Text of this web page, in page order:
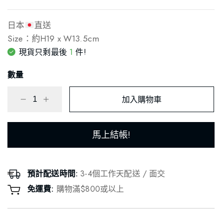
日本
直送
Size：約H19 x W13.5cm
現貨只剩最後 1 件!
數量
加入購物車
馬上結帳!
預計配送時間:3-4個工作天配送 / 面交
免運費: 購物滿$800或以上